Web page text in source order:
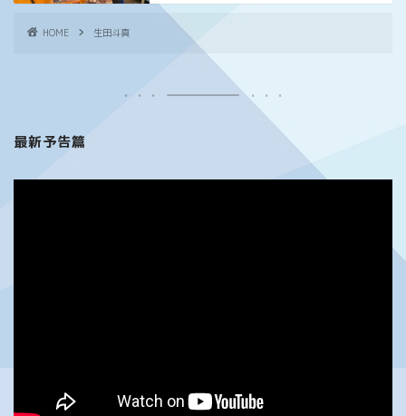
HOME 生田斗真
最新予告篇